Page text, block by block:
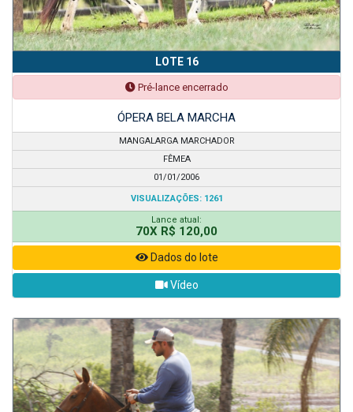
LOTE 16
Pré-lance encerrado
ÓPERA BELA MARCHA
MANGALARGA MARCHADOR
FÊMEA
01/01/2006
VISUALIZAÇÕES: 1261
Lance atual:
70X R$ 120,00
Dados do lote
Vídeo